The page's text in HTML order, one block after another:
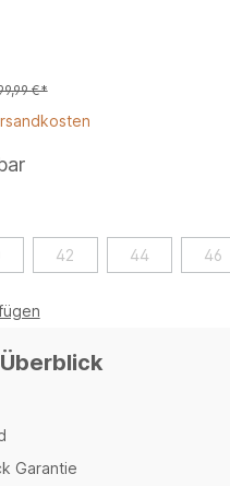
€*
42 44 46
Garantie